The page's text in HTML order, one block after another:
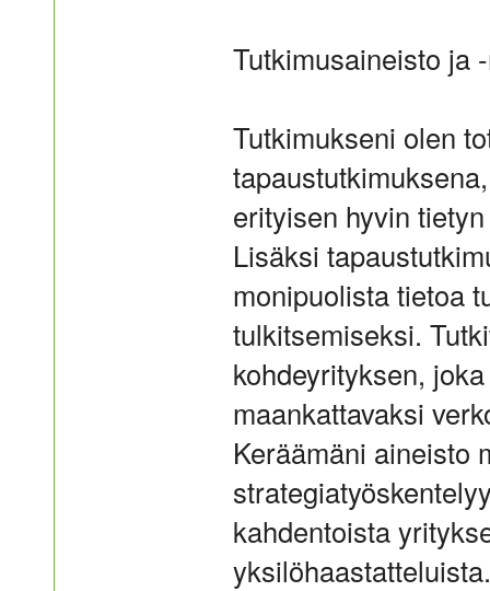
Tutkimusaineisto ja
Tutkimukseni olen
erityisen hyvin
Lisäksi
monipuolista tietoa
tulkitsemiseksi.
kohdeyrityksen,
maankattavaksi
Keräämäni aineisto
kahdentoista
yksilöhaastatteluista.